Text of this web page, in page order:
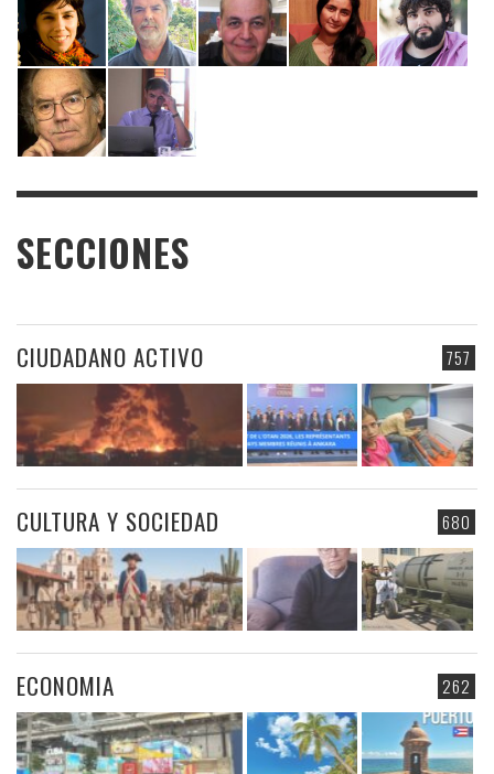
SECCIONES
757
CIUDADANO ACTIVO
680
CULTURA Y SOCIEDAD
262
ECONOMIA